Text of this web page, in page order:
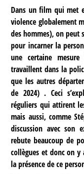
Dans un film qui met
violence globalement
des hommes), on peut
pour incarner la
une certaine
travaillent dans la
que les autres
de 2024) . Ceci
réguliers qui attirent
mais aussi, comme
discussion avec son
rebute beaucoup de
collègues et donc on
la présence de ce